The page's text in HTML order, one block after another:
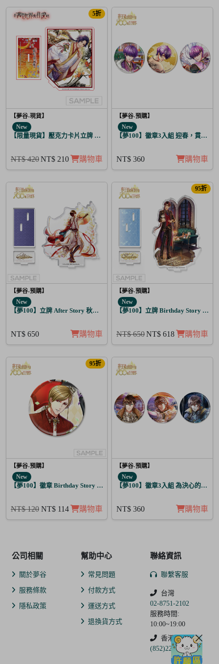
5折
【夢谷-現貨】
New
【限量現貨】壓克力卡片立牌 傳遞心意的新春 坂本龍馬
NT$ 420NT$ 210 購物車
【夢谷-預購】
New
【夢100】徽章3入組 迎春，貫徹仁
NT$ 360 購物車
【夢谷-預購】
New
【夢100】立牌 After Story 秋人 日覺
NT$ 650 購物車
95折
【夢谷-預購】
New
【夢100】立牌 Birthday Story 路貝
NT$ 650NT$ 618 購物車
95折
【夢谷-預購】
New
【夢100】徽章 Birthday Story 弗雷伊克 日覺
NT$ 120 NT$ 114 購物車
【夢谷-預購】
New
【夢100】徽章3入組 為決心的落幕
NT$ 360 購物車
公司相關
關於夢谷
服務條款
隱私政策
幫助中心
常見問題
付款方式
運送方式
退換貨方式
聯絡資訊
聯繫客服
台灣
02-8751-2102
服務時間:
10:00~19:00
香港
(852)2250-9311